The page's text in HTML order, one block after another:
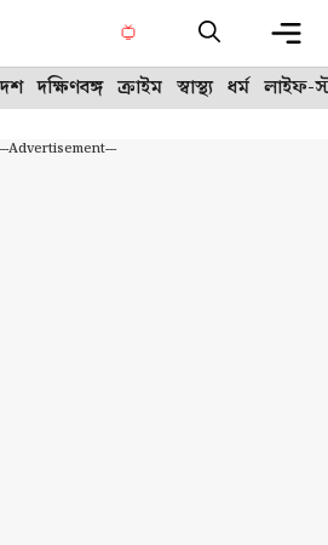
দক্ষিণবঙ্গ ক্রাইম স্বাস্থ্য ধর্ম লাইফ-
Advertisement---